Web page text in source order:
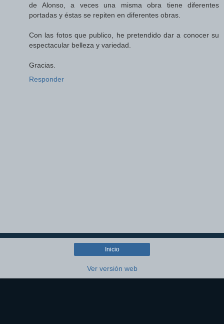
de Alonso, a veces una misma obra tiene diferentes
portadas y éstas se repiten en diferentes obras.
Con las fotos que publico, he pretendido dar a conocer su
espectacular belleza y variedad.
Gracias.
Responder
Inicio
Ver versión web